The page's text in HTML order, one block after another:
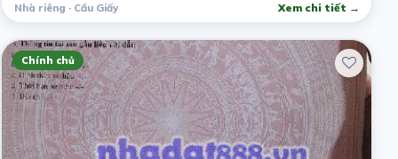
Nhà riêng · Cầu Giấy Xem chi tiết →
Chính chủ